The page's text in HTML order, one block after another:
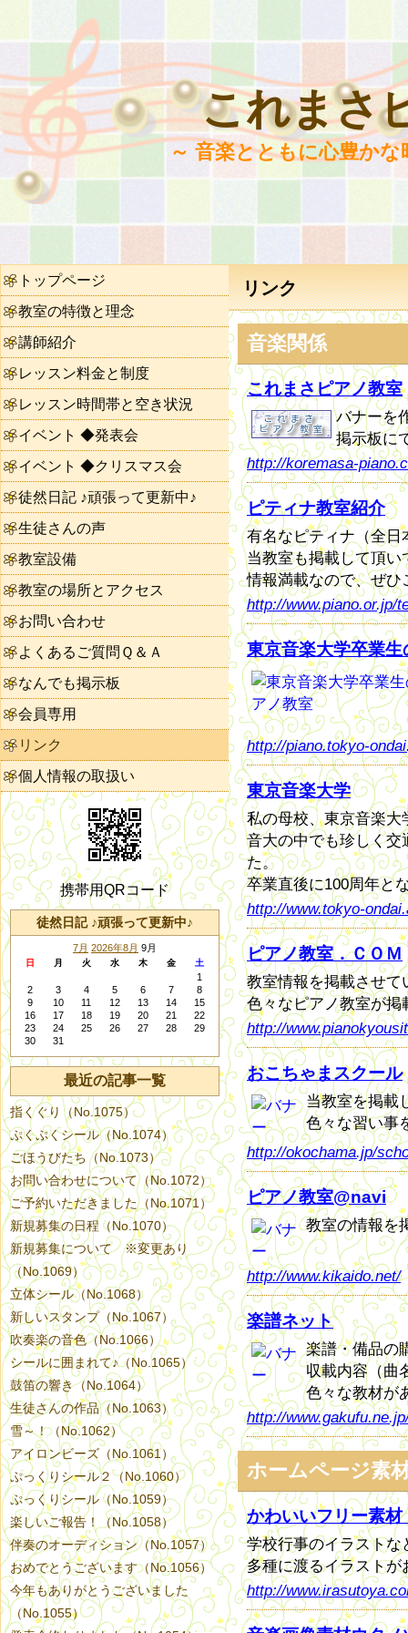
これまさ
～ 音楽とともに心豊か
リンク
音楽関係
これまさピアノ教室
バナーを
掲示板に
http://koremasa-
ピティナ教室紹介
有名なピティナ（全
当教室も掲載して頂い
情報満載なので、ぜひ
http://www.piano.or.jp/
東京音楽大学卒業
http://piano.tokyo-
東京音楽大学
私の母校、東京音楽
音大の中でも珍しく
た。
卒業直後に100周年と
http://www.tokyo-
ピアノ教室．ＣＯＭ
教室情報を掲載させて
色々なピアノ教室が掲
http://
おこちゃまスクール
当教室を掲載
色々な習い事
http://okochama.jp/
ピアノ教室@navi
教室の情報を
http://www.kikaido.net/
楽譜ネット
楽譜・備品の
収載内容（曲
色々な教材が
http://
ホームページ素
かわいいフリー素
学校行事のイラストな
多種に渡るイラスト
http://
トップページ
教室の特徴と理念
講師紹介
レッスン料金と制度
レッスン時間帯と空き状況
イベント ◆発表会
イベント ◆クリスマス会
徒然日記 ♪頑張って更新中♪
生徒さんの声
教室設備
教室の場所とアクセス
お問い合わせ
よくあるご質問Ｑ＆Ａ
なんでも掲示板
会員専用
リンク
個人情報の取扱い
携帯用QRコード
徒然日記 ♪頑張って更新中♪
7月 2026年8月 9月
日 月 火 水 木 金 土
1
2
3 4 5 6 7
8
9
10 11 12 13 14
15
16
17 18 19 20 21
22
23
24 25 26 27 28
29
30
31
最近の記事一覧
指くぐり（No.1075）
ぷくぷくシール（No.1074）
ごほうびたち（No.1073）
お問い合わせについて（No.1072）
ご予約いただきました（No.1071）
新規募集の日程（No.1070）
新規募集について ※変更あり
（No.1069）
立体シール（No.1068）
新しいスタンプ（No.1067）
吹奏楽の音色（No.1066）
シールに囲まれて♪（No.1065）
鼓笛の響き（No.1064）
生徒さんの作品（No.1063）
雪～！（No.1062）
アイロンビーズ（No.1061）
ぷっくりシール２（No.1060）
ぷっくりシール（No.1059）
楽しいご報告！（No.1058）
伴奏のオーディション（No.1057）
おめでとうございます（No.1056）
今年もありがとうございました
（No.1055）